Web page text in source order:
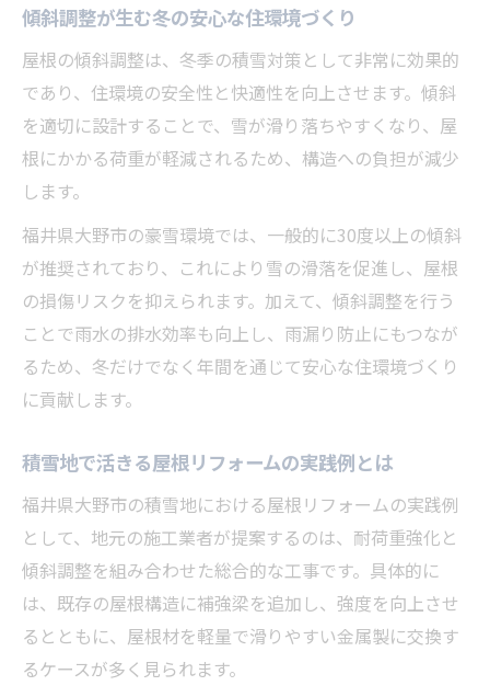
傾斜のある屋根が雪下ろしを楽にするメリ
ット
屋根リフォームで防ぐ積雪による損傷リス
ク
安全性を高める屋根リフォームの事例紹介
雪に強い家づくりには屋根リフォームを選択
雪害に耐える屋根リフォームの基礎知識
傾斜調整による雪下ろしの省力化実例
屋根リフォームで積雪被害を未然に防ぐ方
法
屋根の傾斜選びで変わる家の安全性
屋根リフォームを検討する理由と豪雪対応の極
意
屋根リフォーム検討時の積雪対策ポイント
傾斜屋根が持つ豪雪への耐久性の秘密
屋根リフォームで安心安全な住まいを守る
積雪荷重に強い屋根リフォームの選び方
屋根の傾斜変更がもたらす暮らしの変化
傾斜調整が生む冬の安心な住環境づくり
屋根の傾斜調整は、冬季の積雪対策として非常に効果的
であり、住環境の安全性と快適性を向上させます。傾斜
を適切に設計することで、雪が滑り落ちやすくなり、屋
根にかかる荷重が軽減されるため、構造への負担が減少
します。
福井県大野市の豪雪環境では、一般的に30度以上の傾斜
が推奨されており、これにより雪の滑落を促進し、屋根
の損傷リスクを抑えられます。加えて、傾斜調整を行う
ことで雨水の排水効率も向上し、雨漏り防止にもつなが
るため、冬だけでなく年間を通じて安心な住環境づくり
に貢献します。
積雪地で活きる屋根リフォームの実践例とは
福井県大野市の積雪地における屋根リフォームの実践例
として、地元の施工業者が提案するのは、耐荷重強化と
傾斜調整を組み合わせた総合的な工事です。具体的に
は、既存の屋根構造に補強梁を追加し、強度を向上させ
るとともに、屋根材を軽量で滑りやすい金属製に交換す
るケースが多く見られます。